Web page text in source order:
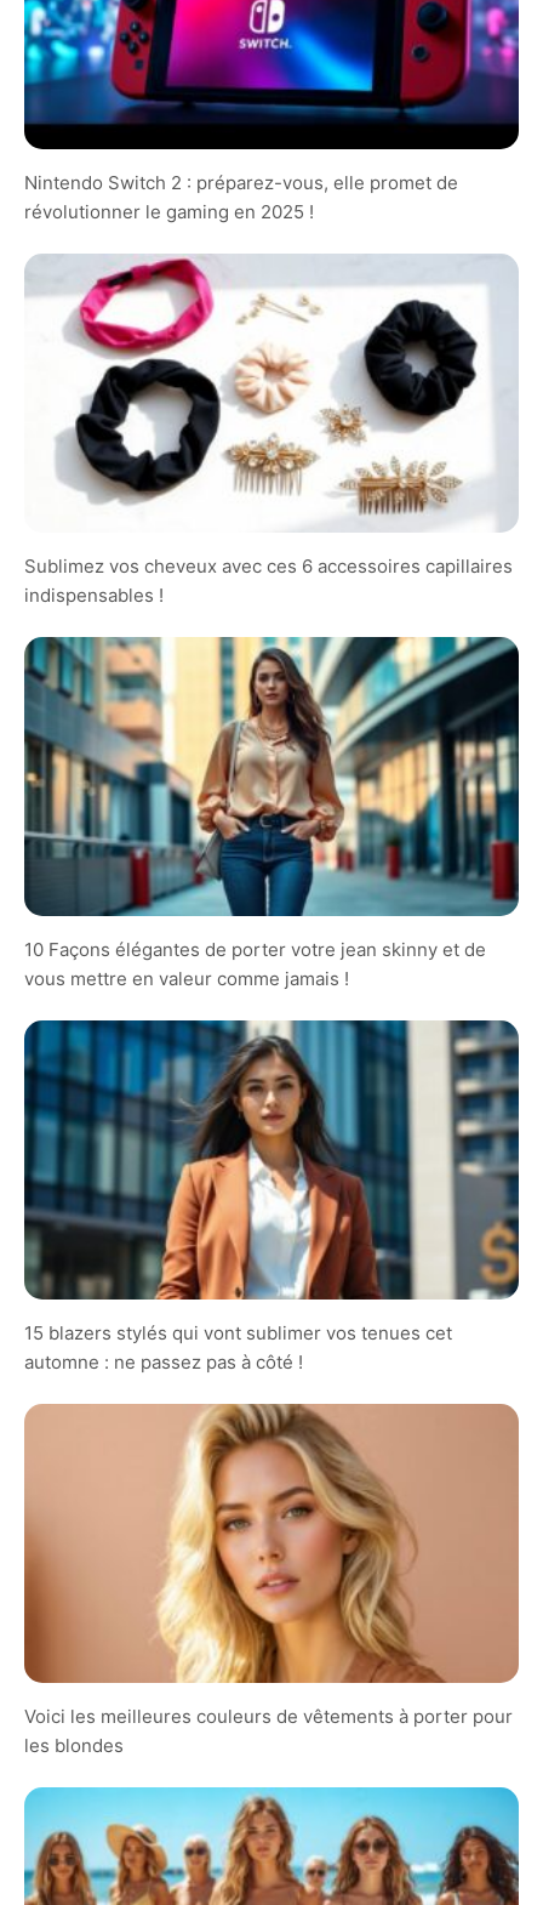
Nintendo Switch 2 : préparez-vous, elle promet de
révolutionner le gaming en 2025 !
Sublimez vos cheveux avec ces 6 accessoires capillaires
indispensables !
10 Façons élégantes de porter votre jean skinny et de
vous mettre en valeur comme jamais !
15 blazers stylés qui vont sublimer vos tenues cet
automne : ne passez pas à côté !
Voici les meilleures couleurs de vêtements à porter pour
les blondes